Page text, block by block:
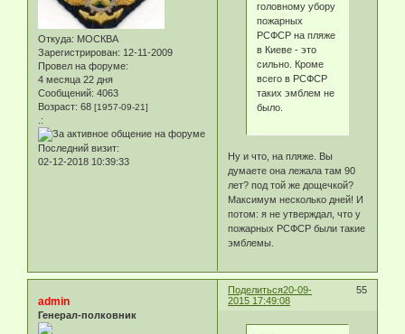
Откуда: МОСКВА
Зарегистрирован: 12-11-2009
Провел на форуме:
4 месяца 22 дня
Сообщений: 4063
Возраст: 68 [1957-09-21]
.:
Последний визит:
02-12-2018 10:39:33
головному убору
пожарных
РСФСР на пляже
в Киеве - это
сильно. Кроме
всего в РСФСР
таких эмблем не
было.
Ну и что, на пляже. Вы
думаете она лежала там 90
лет? под той же дощечкой?
Максимум несколько дней! И
потом: я не утверждал, что у
пожарных РСФСР были такие
эмблемы.
Поделиться 55
20-09-
2015 17:49:08
admin
Генерал-полковник